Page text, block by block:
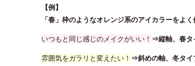
【例】
「春」枠のようなオレンジ系のアイカラーをよ
いつもと同じ感じのメイクがいい！ ⇒縦軸、春タ
雰囲気をガラリと変えたい！ ⇒斜めの軸、冬タイ